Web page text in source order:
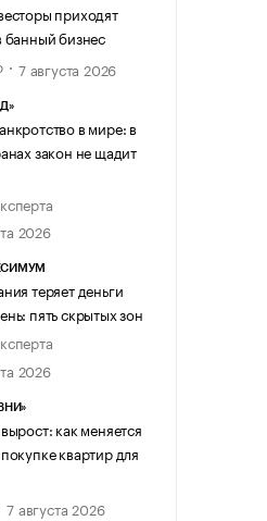
приходят
банный бизнес
7 августа 2026
в мире: в
закон не щадит
2026
теряет деньги
пять скрытых зон
2026
как меняется
квартир для
7 августа 2026